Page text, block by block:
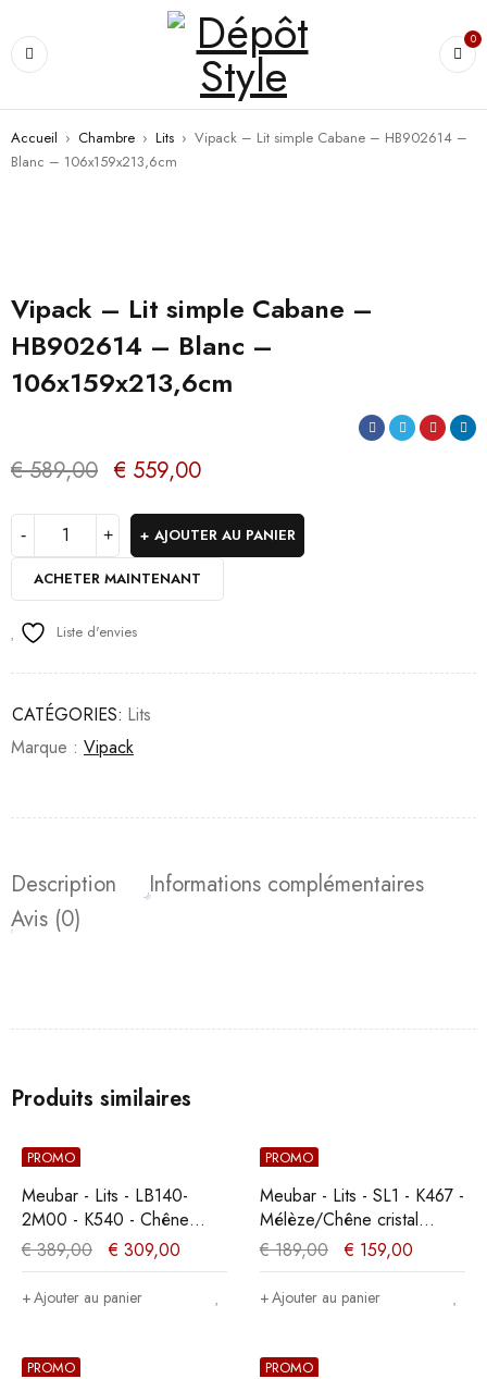
0
Accueil › Chambre › Lits › Vipack – Lit simple Cabane – HB902614 –
Blanc – 106x159x213,6cm
Vipack – Lit simple Cabane –
HB902614 – Blanc –
106x159x213,6cm
€589,00 € 559,00
AJOUTER AU PANIER
ACHETER MAINTENANT
Liste d'envies
CATÉGORIES: Lits
Marque : Vipack
Description
Informations complémentaires
Avis (0)
Produits similaires
PROMO
Meubar - Lits - LB140-
2M00 - K540 - Chêne
millénaire clair -
140x89x200cm
€389,00 € 309,00
Ajouter au panier
PROMO
Meubar - Lits - SL1 - K467 -
Mélèze/Chêne cristal
marron clair - 199x21x95cm
€189,00 € 159,00
Ajouter au panier
PROMO PROMO